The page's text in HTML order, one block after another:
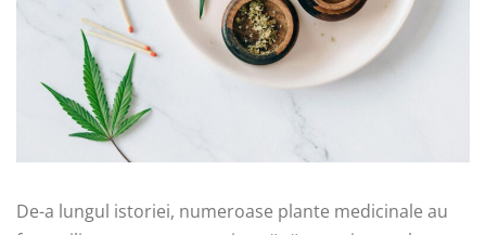
De-a lungul istoriei, numeroase plante medicinale au